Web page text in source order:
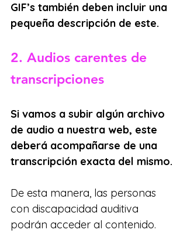
GIF’s también deben incluir una
pequeña descripción de este.
2. Audios carentes de
transcripciones
Si vamos a subir algún archivo
de audio a nuestra web, este
deberá acompañarse de una
transcripción exacta del mismo.
De esta manera, las personas
con discapacidad auditiva
podrán acceder al contenido.